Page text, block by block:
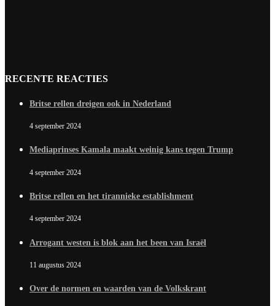
RECENTE REACTIES
Britse rellen dreigen ook in Nederland
4 september 2024
Mediaprinses Kamala maakt weinig kans tegen Trump
4 september 2024
Britse rellen en het tirannieke establishment
4 september 2024
Arrogant westen is blok aan het been van Israël
11 augustus 2024
Over de normen en waarden van de Volkskrant